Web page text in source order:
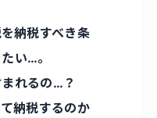
納税すべき条
い…。
れるの…？
納税するのか